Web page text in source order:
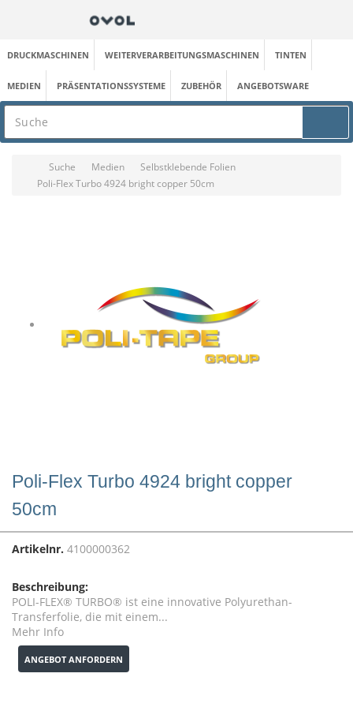
DRUCKMASCHINEN WEITERVERARBEITUNGSMASCHINEN TINTEN
MEDIEN PRÄSENTATIONSSYSTEME ZUBEHÖR ANGEBOTSWARE
Suche Medien
Selbstklebende Folien
Poli-Flex Turbo 4924 bright copper 50cm
Poli-Flex Turbo 4924 bright copper
50cm
Artikelnr. 4100000362
Beschreibung:
POLI-FLEX® TURBO® ist eine innovative Polyurethan-
Transferfolie, die mit einem...
Mehr Info
ANGEBOT ANFORDERN